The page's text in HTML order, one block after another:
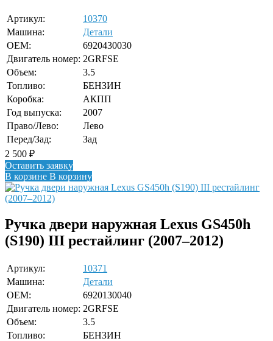
Артикул:
10370
Машина:
Детали
OEM:
6920430030
Двигатель номер: 2GRFSE
Объем:
3.5
Топливо:
БЕНЗИН
Коробка:
АКПП
Год выпуска:
2007
Право/Лево:
Лево
Перед/Зад:
Зад
2 500 ₽
Оставить заявку
В корзине В корзину
Ручка двери наружная Lexus GS450h
(S190) III рестайлинг (2007–2012)
Артикул:
10371
Машина:
Детали
OEM:
6920130040
Двигатель номер: 2GRFSE
Объем:
3.5
Топливо:
БЕНЗИН